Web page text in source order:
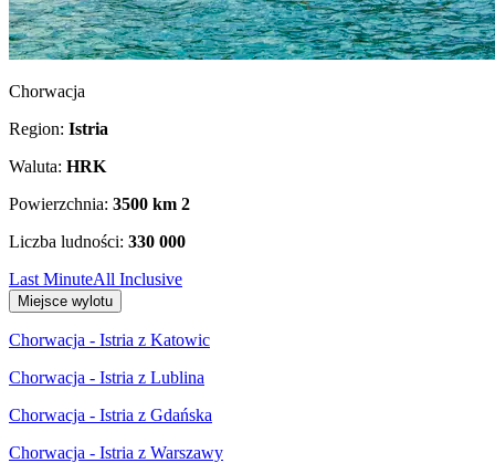
Chorwacja
Region: Istria
Waluta: HRK
Powierzchnia: 3500 km 2
Liczba ludności: 330 000
Last MinuteAll Inclusive
Miejsce wylotu
Chorwacja - Istria z Katowic
Chorwacja - Istria z Lublina
Chorwacja - Istria z Gdańska
Chorwacja - Istria z Warszawy